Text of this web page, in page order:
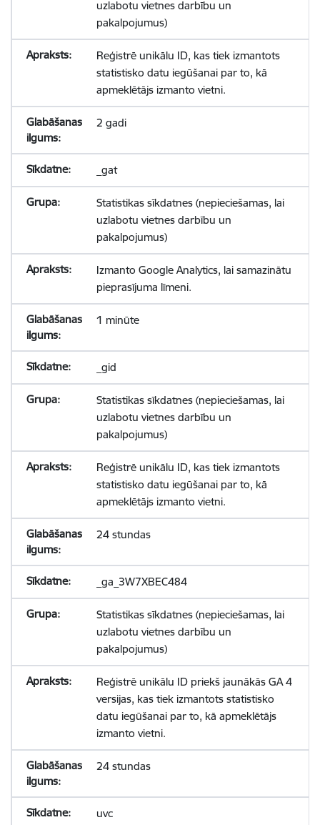
uzlabotu vietnes darbību un
pakalpojumus)
Reģistrē unikālu ID, kas tiek izmantots
statistisko datu iegūšanai par to, kā
apmeklētājs izmanto vietni.
2 gadi
_gat
Statistikas sīkdatnes (nepieciešamas, lai
uzlabotu vietnes darbību un
pakalpojumus)
Izmanto Google Analytics, lai samazinātu
pieprasījuma līmeni.
1 minūte
_gid
Statistikas sīkdatnes (nepieciešamas, lai
uzlabotu vietnes darbību un
pakalpojumus)
Reģistrē unikālu ID, kas tiek izmantots
statistisko datu iegūšanai par to, kā
apmeklētājs izmanto vietni.
24 stundas
_ga_3W7XBEC484
Statistikas sīkdatnes (nepieciešamas, lai
uzlabotu vietnes darbību un
pakalpojumus)
Reģistrē unikālu ID priekš jaunākās GA 4
versijas, kas tiek izmantots statistisko
datu iegūšanai par to, kā apmeklētājs
izmanto vietni.
24 stundas
uvc